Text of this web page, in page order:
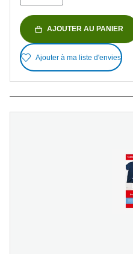
AJOUTER AU PANIER
Ajouter à ma liste d'envies